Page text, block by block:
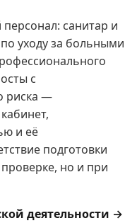
санитар и
уходу за больными
с
риска —
и её
подготовки
но и при
деятельности →